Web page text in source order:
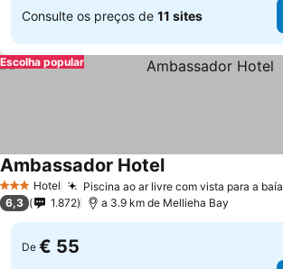
Consulte os preços de 11 sites
Escolha popular
3 EstrelasHotel Piscina ao ar livre com vista para a baía
Ambassador Hotel
6,3 1.872 a 3.9 km de Mellieha Bay
De € 55